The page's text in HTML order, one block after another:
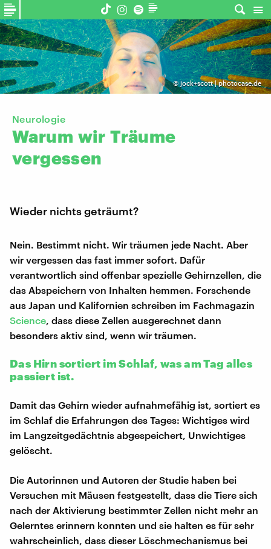
©jock+scott | photocase.de
Neurologie
Warum wir Träume
vergessen
Wieder nichts geträumt?
Nein. Bestimmt nicht. Wir träumen jede Nacht. Aber
wir vergessen das fast immer sofort. Dafür
verantwortlich sind offenbar spezielle Gehirnzellen, die
das Abspeichern von Inhalten hemmen. Forschende
aus Japan und Kalifornien schreiben im Fachmagazin
Science, dass diese Zellen ausgerechnet dann
besonders aktiv sind, wenn wir träumen.
Das Hirn sortiert im Schlaf, was am Tag alles
passiert ist.
Damit das Gehirn wieder aufnahmefähig ist, sortiert es
im Schlaf die Erfahrungen des Tages: Wichtiges wird
im Langzeitgedächtnis abgespeichert, Unwichtiges
gelöscht.
Die Autorinnen und Autoren der Studie haben bei
Versuchen mit Mäusen festgestellt, dass die Tiere sich
nach der Aktivierung bestimmter Zellen nicht mehr an
Gelerntes erinnern konnten und sie halten es für sehr
wahrscheinlich, dass dieser Löschmechanismus bei